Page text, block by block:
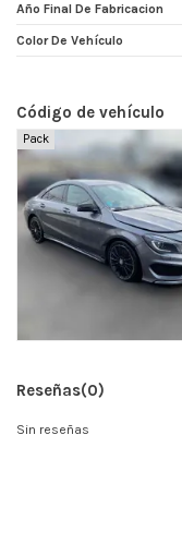
Año Final De Fabricacion
Color De Vehículo
Código de vehículo
Pack
Reseñas(0)
Sin reseñas